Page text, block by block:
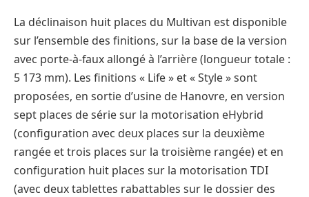
La déclinaison huit places du Multivan est disponible
sur l’ensemble des finitions, sur la base de la version
avec porte-à-faux allongé à l’arrière (longueur totale :
5 173 mm). Les finitions « Life » et « Style » sont
proposées, en sortie d’usine de Hanovre, en version
sept places de série sur la motorisation eHybrid
(configuration avec deux places sur la deuxième
rangée et trois places sur la troisième rangée) et en
configuration huit places sur la motorisation TDI
(avec deux tablettes rabattables sur le dossier des